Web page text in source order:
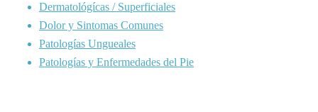
Dermatológícas / Superficiales
Dolor y Sintomas Comunes
Patologías Ungueales
Patologías y Enfermedades del Pie